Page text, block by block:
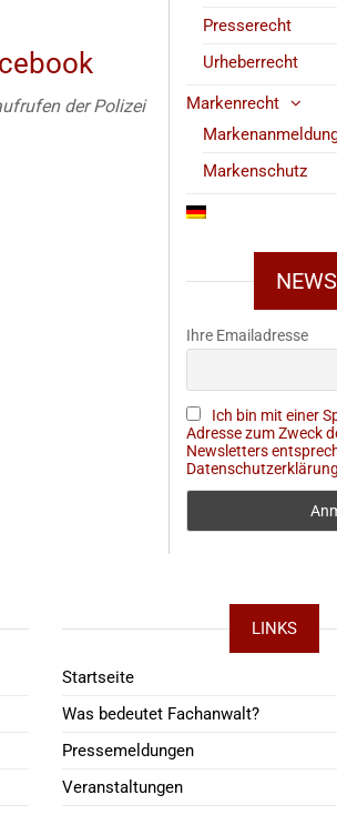
der Polizei
Presserecht
Urheberrecht
Markenrecht
Markenschutz
Ihre Emailadresse
Ich bin mit einer
Adresse zum Zweck
Newsletters
LINKS
Startseite
Was bedeutet Fachanwalt?
Pressemeldungen
Veranstaltungen